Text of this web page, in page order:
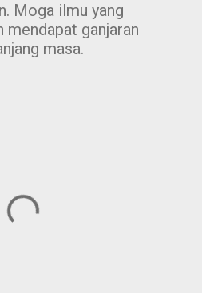
Moga ilmu yang
mendapat ganjaran
masa.